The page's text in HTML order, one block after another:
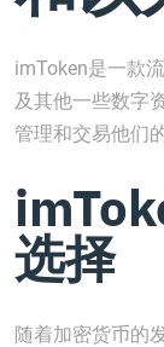
imToken是一款
及其他一些数字
管理和交易他们
选择
随着加密货币的